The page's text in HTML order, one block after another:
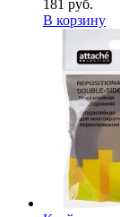
181 руб.
В корзину